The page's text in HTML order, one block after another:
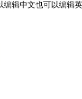
辑中文也可以编辑